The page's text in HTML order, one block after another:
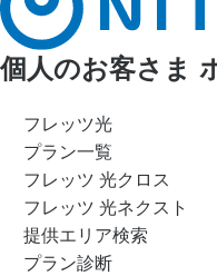
個人のお客さま
フレッツ光
プラン一覧
フレッツ 光クロス
フレッツ 光ネクスト
提供エリア検索
プラン診断